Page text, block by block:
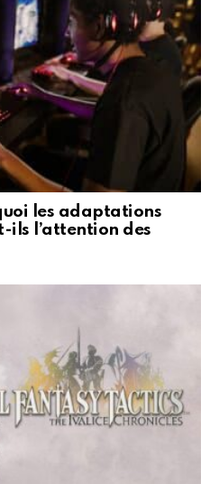
les adaptations
ils l’attention des